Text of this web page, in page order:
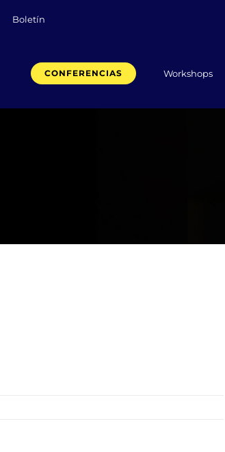
Boletín
CONFERENCIAS Workshops